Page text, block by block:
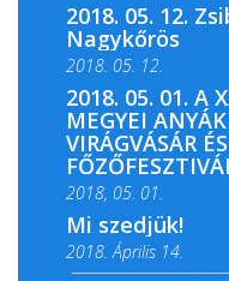
2018. 05. 11. 19 óra
2018. 05. 12.
Nagykőrös
2018. 05. 12.
2018. 05. 01. A
MEGYEI
VIRÁGVÁSÁR
2018, 05. 01.
Mi szedjük!
2018. Április 14.